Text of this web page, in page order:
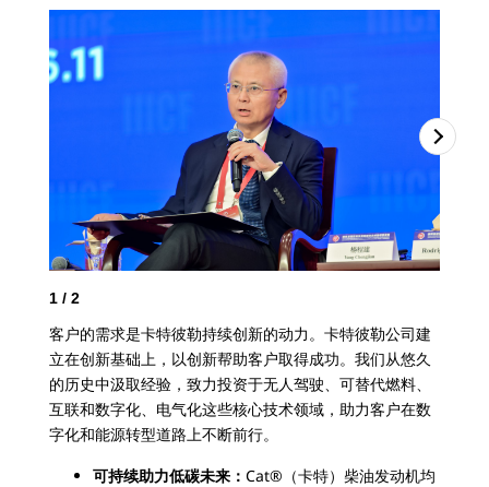
1 / 2
客户的需求是卡特彼勒持续创新的动力。卡特彼勒公司建
立在创新基础上，以创新帮助客户取得成功。我们从悠久
的历史中汲取经验，致力投资于无人驾驶、可替代燃料、
互联和数字化、电气化这些核心技术领域，助力客户在数
字化和能源转型道路上不断前行。
可持续助力低碳未来： Cat®（卡特）柴油发动机均